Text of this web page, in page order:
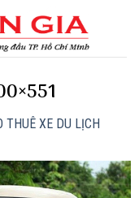
THUÊ XE DU LỊCH